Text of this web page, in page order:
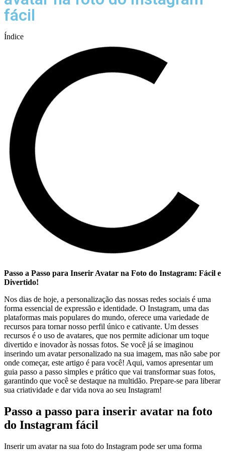
fácil
Índice
Passo a Passo para Inserir Avatar na⁢ Foto do Instagram: Fácil e
Divertido!
Nos⁢ dias ‍de hoje, a personalização das nossas redes sociais é uma
forma essencial ‌de expressão e identidade. O​ Instagram, uma das
plataformas mais populares do mundo, oferece ​uma‍ variedade de
recursos para tornar nosso perfil⁣ único e cativante. Um desses​
recursos ⁢é o uso de avatares, que nos⁣ permite adicionar um toque
divertido ​e inovador às nossas fotos. Se você já se imaginou
inserindo um avatar personalizado na sua imagem, mas não sabe por
onde começar, este artigo é para você! Aqui, vamos apresentar um‌
guia⁣ passo a passo simples⁤ e prático que vai transformar suas fotos,
garantindo que você se destaque na multidão. Prepare-se para⁢ liberar
sua criatividade ⁣e dar vida nova ao seu⁤ Instagram!
Passo a passo para inserir avatar na foto
do⁣ Instagram fácil
Inserir um ⁣avatar na sua foto do Instagram pode ser uma forma